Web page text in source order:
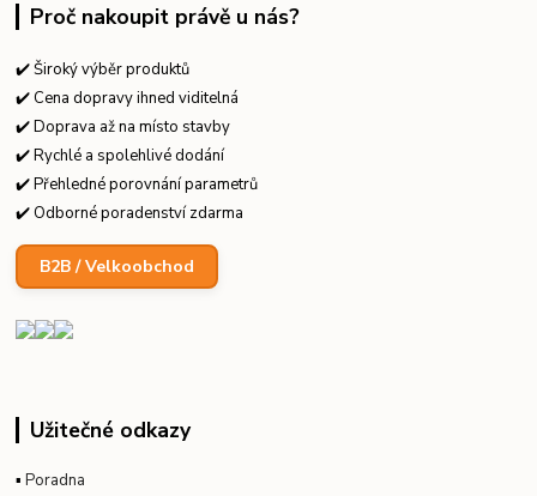
Proč nakoupit právě u nás?
✔️ Široký výběr produktů
✔️ Cena dopravy ihned viditelná
✔️ Doprava až na místo stavby
✔️ Rychlé a spolehlivé dodání
✔️ Přehledné porovnání parametrů
✔️ Odborné poradenství zdarma
B2B / Velkoobchod
Užitečné odkazy
▪Poradna